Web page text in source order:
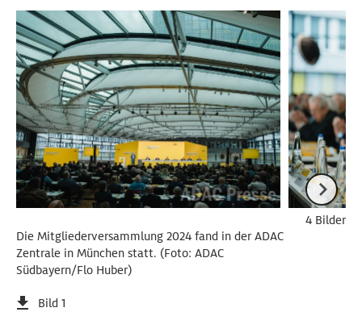
Die Mitgliederversammlung 2024 fand in der ADAC
Zentrale in München statt. (Foto: ADAC
Südbayern/Flo Huber)
Bild 1
4 Bilder